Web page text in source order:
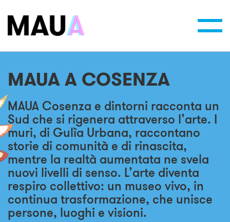
Toggle
MAUA A COSENZA
MAUA Cosenza e dintorni racconta un
Sud che si rigenera attraverso l’arte. I
muri, di Gulìa Urbana, raccontano
storie di comunità e di rinascita,
mentre la realtà aumentata ne svela
nuovi livelli di senso. L’arte diventa
respiro collettivo: un museo vivo, in
continua trasformazione, che unisce
persone, luoghi e visioni.